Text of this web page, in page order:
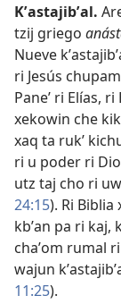
Kʼastajibʼal.
tzij griego
Nueve
ri Jesús
Paneʼ ri Elías,
xekowin che
xaq ta rukʼ
ri u poder ri
utz taj cho ri
24:15). Ri Biblia
kbʼan pa ri kaj,
chaʼom rumal
wajun
11:25).